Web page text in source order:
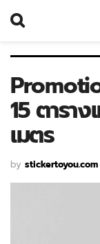
15 ตารา
เมตร
by stickertoyou.com